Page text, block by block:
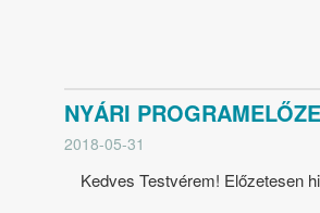
NYÁRI
2018-05-31
Kedves Testvérem! Előzetesen